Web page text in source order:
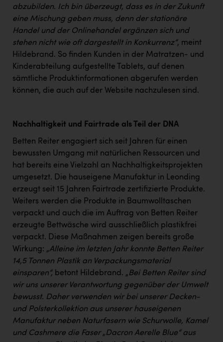
abzubilden. Ich bin überzeugt, dass es in der Zukunft
eine Mischung geben muss, denn der stationäre
Handel und der Onlinehandel ergänzen sich und
stehen nicht wie oft dargestellt in Konkurrenz“, meint
Hildebrand. So finden Kunden in der Matratzen- und
Kinderabteilung aufgestellte Tablets, auf denen
sämtliche Produktinformationen abgerufen werden
können, die auch auf der Website nachzulesen sind.
Nachhaltigkeit und Fairtrade als Teil der DNA
Betten Reiter engagiert sich seit Jahren für einen
bewussten Umgang mit natürlichen Ressourcen und
hat bereits eine Vielzahl an Nachhaltigkeitsprojekten
umgesetzt. Die hauseigene Manufaktur in Leonding
erzeugt seit 15 Jahren Fairtrade zertifizierte Produkte.
Weiters werden die Produkte in Baumwolltaschen
verpackt und auch die im Auftrag von Betten Reiter
erzeugte Bettwäsche wird ausschließlich plastikfrei
verpackt. Diese Maßnahmen zeigen bereits große
Wirkung: „Alleine im letzten Jahr konnte Betten Reiter
14,5 Tonnen Plastik an Verpackungsmaterial
einsparen“, betont Hildebrand. „Bei Betten Reiter sind
wir uns unserer Verantwortung gegenüber der Umwelt
bewusst. Daher verwenden wir bei unserer Decken-
und Polsterkollektion aus unserer hauseigenen
Manufaktur neben Naturfasern wie Schurwolle, Kamel
und Cashmere die Faser „Dacron Aerelle Blue“ aus